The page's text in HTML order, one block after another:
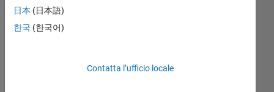
0
日本 (日本語)
한국 (한국어)
Contatta l’ufficio locale